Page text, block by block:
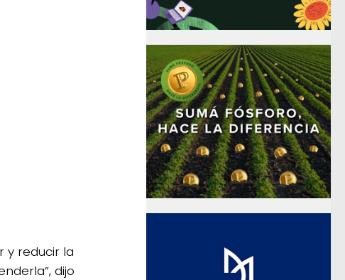
y reducir la
dijo